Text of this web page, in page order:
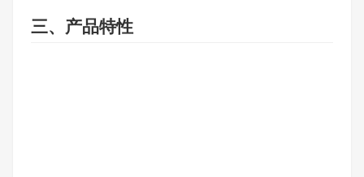
三、产品特性